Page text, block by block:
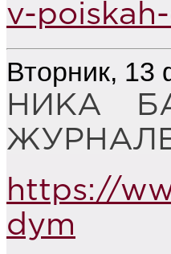
v-
Вторник, 13
НИКА
https://
dym